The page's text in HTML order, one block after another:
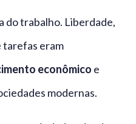
do trabalho. Liberdade,
tarefas eram
econômico e
modernas.